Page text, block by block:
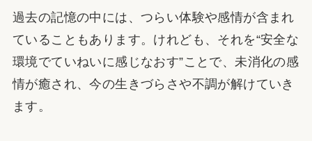
過去の記憶の中には、つらい体験や感情が含まれ
ていることもあります。けれども、それを“安全な
環境でていねいに感じなおす”ことで、未消化の感
情が癒され、今の生きづらさや不調が解けていき
ます。